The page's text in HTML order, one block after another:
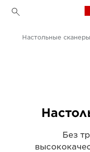
Сканеры для дома и
Без